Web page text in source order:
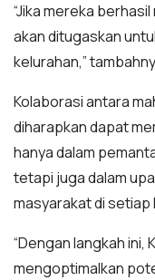
“Jika mereka
akan ditugaskan
kelurahan,”
Kolaborasi antara
diharapkan dapat
hanya dalam
tetapi juga dalam
masyarakat di setiap
“Dengan langkah ini,
mengoptimalkan